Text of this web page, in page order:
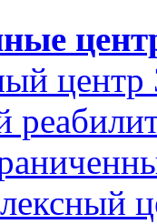
центр